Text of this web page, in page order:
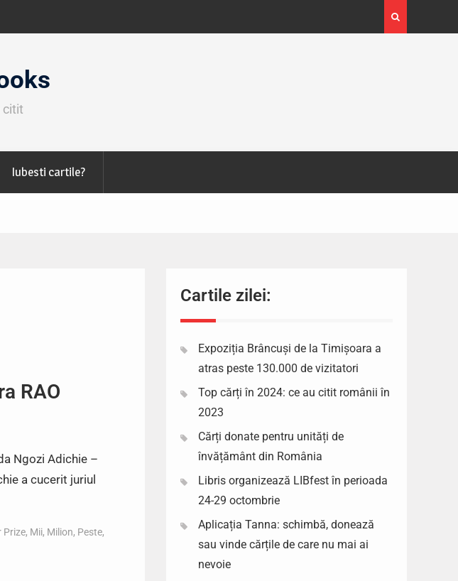
Expoziția Brâncuși de la Timișoara a atras peste
130.000 de vizitatori
citit
Iubesti cartile?
RAO
Ngozi Adichie –
a cucerit juriul
Prize, Mii, Milion, Peste,
Cartile zilei:
Expoziția Brâncuși de la Timișoara a
atras peste 130.000 de vizitatori
Top cărți în 2024: ce au citit românii în
2023
Cărți donate pentru unități de
învățământ din România
Libris organizează LIBfest în perioada
24-29 octombrie
Aplicația Tanna: schimbă, donează
sau vinde cărțile de care nu mai ai
nevoie